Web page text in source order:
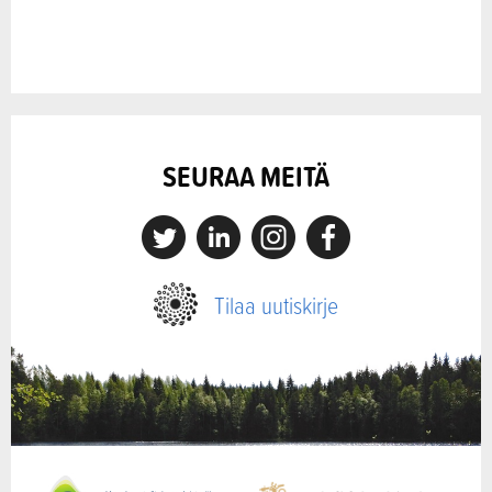
SEURAA MEITÄ
X LinkedinInstagramFacebook
Tilaa uutiskirje